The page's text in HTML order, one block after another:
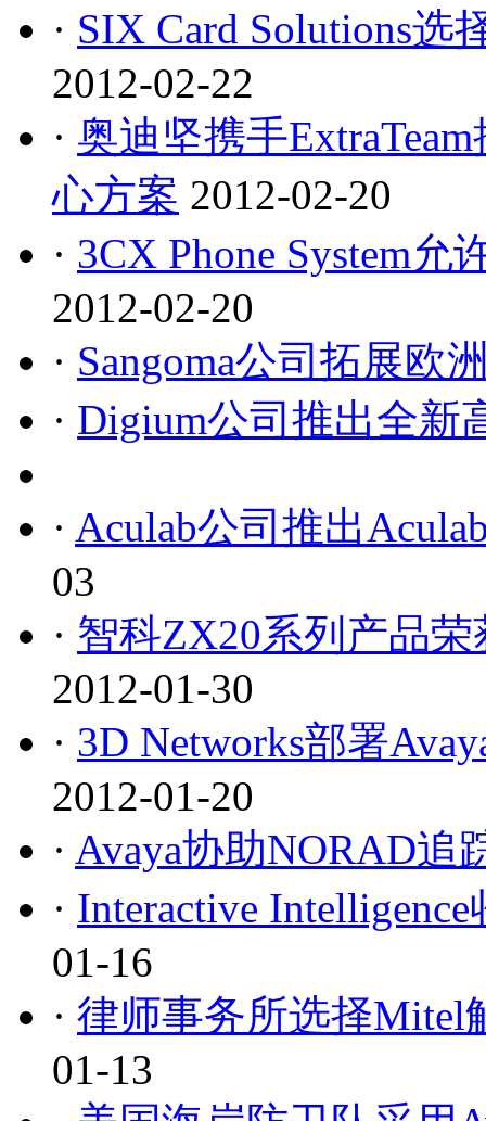
· SIX Card Solutions
2012-02-22
· 奥迪坚携手
心方案 2012-02-20
· 3CX Phone System
2012-02-20
· Sangoma公司拓展欧
· Digium公司推出全新
· Aculab公司推出
03
· 智科ZX20系列产品荣
2012-01-30
· 3D Networks部署
2012-01-20
· Avaya协助NORAD追
· Interactive
01-16
· 律师事务所选择Mitel
01-13